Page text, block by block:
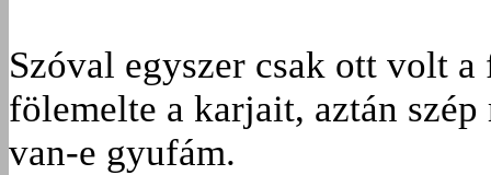
Szóval egyszer csak ott volt
fölemelte a karjait, aztán
van-e gyufám.